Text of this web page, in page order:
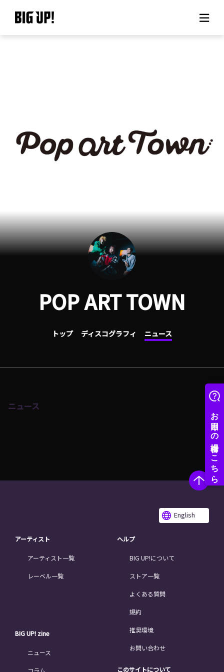
サポート
ご利用の流れ
POP ART TOWN
トップ ディスコグラフィ ニュース
ニュース
English
アーティスト
アーティスト一覧
レーベル一覧
BIG UP! zine
ニュース
コラム
ヘルプ
BIG UP!について
ストア一覧
よくある質問
規約
推奨環境
お問い合わせ
このサイトについて